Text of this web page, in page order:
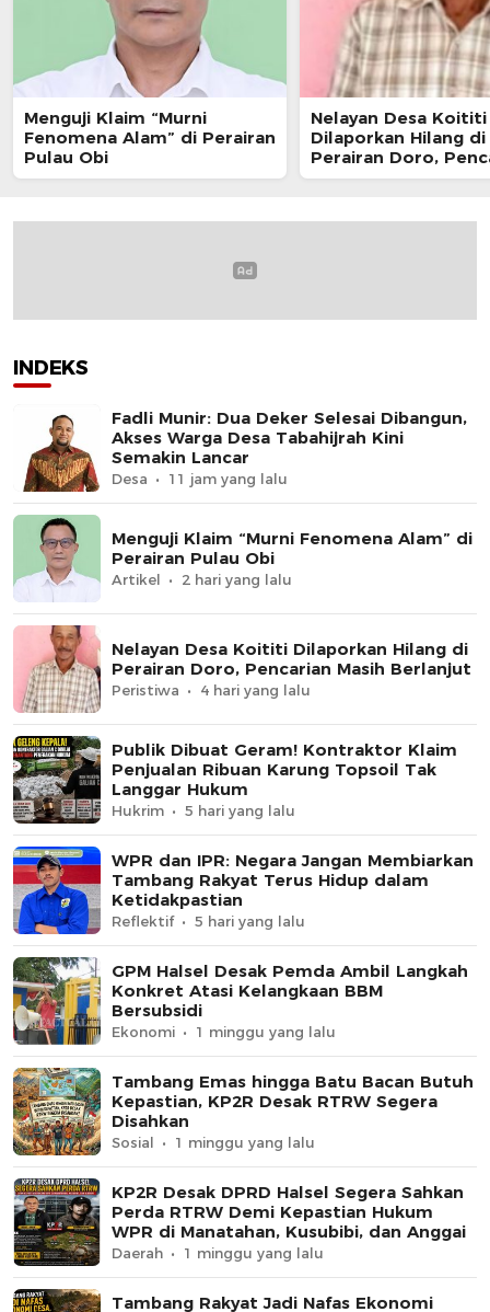
Menguji Klaim “Murni
Fenomena Alam” di Perairan
Pulau Obi
Nelayan Desa Koititi
Dilaporkan Hilang di
Perairan Doro,
Masih Berlanjut
INDEKS
Fadli Munir: Dua Deker Selesai Dibangun,
Akses Warga Desa Tabahijrah Kini
Semakin Lancar
Desa 11 jam yang lalu
Menguji Klaim “Murni Fenomena Alam” di
Perairan Pulau Obi
Artikel 2 hari yang lalu
Nelayan Desa Koititi Dilaporkan Hilang di
Perairan Doro, Pencarian Masih Berlanjut
Peristiwa 4 hari yang lalu
Publik Dibuat Geram! Kontraktor Klaim
Penjualan Ribuan Karung Topsoil Tak
Langgar Hukum
Hukrim 5 hari yang lalu
WPR dan IPR: Negara Jangan Membiarkan
Tambang Rakyat Terus Hidup dalam
Ketidakpastian
Reflektif 5 hari yang lalu
GPM Halsel Desak Pemda Ambil Langkah
Konkret Atasi Kelangkaan BBM
Bersubsidi
Ekonomi 1 minggu yang lalu
Tambang Emas hingga Batu Bacan Butuh
Kepastian, KP2R Desak RTRW Segera
Disahkan
Sosial 1 minggu yang lalu
KP2R Desak DPRD Halsel Segera Sahkan
Perda RTRW Demi Kepastian Hukum
WPR di Manatahan, Kusubibi, dan Anggai
Daerah 1 minggu yang lalu
Tambang Rakyat Jadi Nafas Ekonomi